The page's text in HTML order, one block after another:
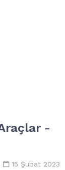
-
15 Şubat 2023